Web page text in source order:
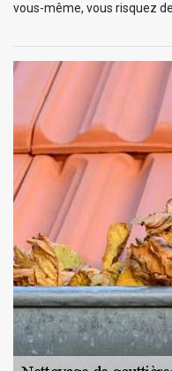
vous-même, vous risquez